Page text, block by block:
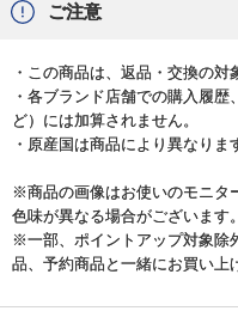
ご注意
・この商品は、返品・交換の対
・各ブランド店舗での購入履
ど）には加算されません。
・原産国は商品により異なりま
※商品の画像はお使いのモニタ
色味が異なる場合がございます。
※一部、ポイントアップ対象除
品、予約商品と一緒にお買い上